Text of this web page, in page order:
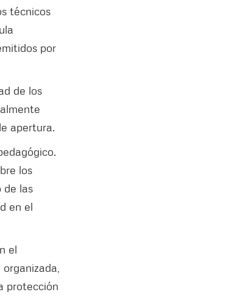
técnicos
por
de los
apertura.
los
de las
en el
el
protección